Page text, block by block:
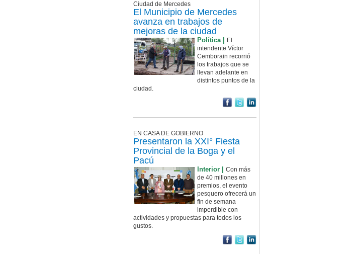
Ciudad de Mercedes
El Municipio de Mercedes
avanza en trabajos de
mejoras de la ciudad
Política |
El
intendente Víctor
Cemborain recorrió
los trabajos que se
llevan adelante en
distintos puntos de la
ciudad.
EN CASA DE GOBIERNO
Presentaron la XXI° Fiesta
Provincial de la Boga y el
Pacú
Interior | Con más
de 40 millones en
premios, el evento
pesquero ofrecerá un
fin de semana
imperdible con
actividades y propuestas para todos los
gustos.